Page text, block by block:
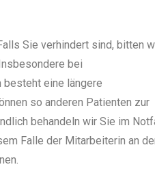
Sie verhindert sind, bitten
bei
besteht eine längere
so anderen Patienten zur
behandeln wir Sie im
Falle der Mitarbeiterin an